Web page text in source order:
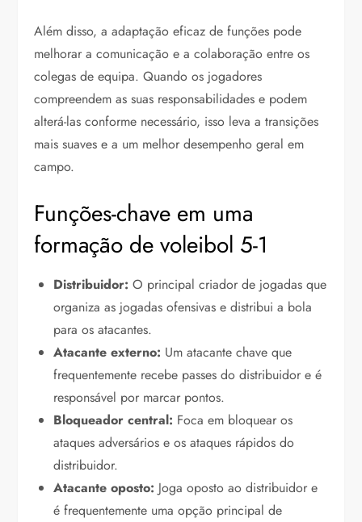
Além disso, a adaptação eficaz de funções pode
melhorar a comunicação e a colaboração entre os
colegas de equipa. Quando os jogadores
compreendem as suas responsabilidades e podem
alterá-las conforme necessário, isso leva a transições
mais suaves e a um melhor desempenho geral em
campo.
Funções-chave em uma
formação de voleibol 5-1
Distribuidor: O principal criador de jogadas que
organiza as jogadas ofensivas e distribui a bola
para os atacantes.
Atacante externo: Um atacante chave que
frequentemente recebe passes do distribuidor e é
responsável por marcar pontos.
Bloqueador central: Foca em bloquear os
ataques adversários e os ataques rápidos do
distribuidor.
Atacante oposto: Joga oposto ao distribuidor e
é frequentemente uma opção principal de